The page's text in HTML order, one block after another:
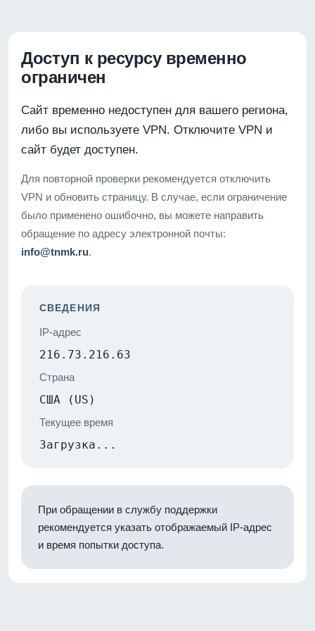
Доступ к ресурсу временно
ограничен
Сайт временно недоступен для вашего региона,
либо вы используете VPN. Отключите VPN и
сайт будет доступен.
Для повторной проверки рекомендуется отключить
VPN и обновить страницу. В случае, если ограничение
было применено ошибочно, вы можете направить
обращение по адресу электронной почты:
info@tnmk.ru.
СВЕДЕНИЯ
IP-адрес
216.73.216.63
Страна
США (US)
Текущее время
Загрузка...
При обращении в службу поддержки
рекомендуется указать отображаемый IP-адрес
и время попытки доступа.